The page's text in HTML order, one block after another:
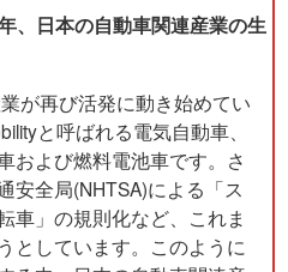
、日本の自動車関連産業の生
が再び活発に動き始めてい
と呼ばれる電気自動車、
および燃料電池車です。さ
安全局(NHTSA)による「ス
車」の規則化など、これま
としています。このように